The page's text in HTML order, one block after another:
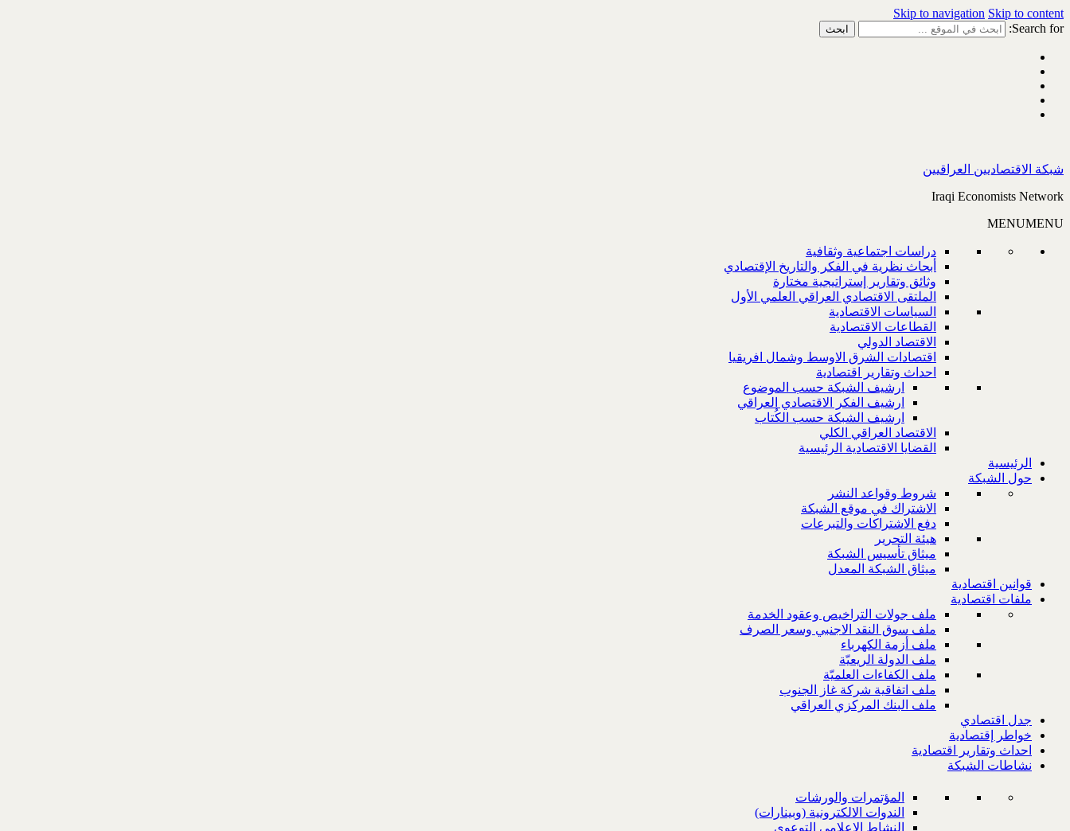
Skip to navigation Skip to content
Search for:
شبكة الاقتصاديين العراقيين
Iraqi Economists Network
MENUMENU
دراسات اجتماعية وثقافية
أبحاث نظرية في الفكر والتاريخ الإقتصادي
وثائق وتقارير إستراتيجية مختارة
الملتقى الاقتصادي العراقي العلمي الأول
السياسات الاقتصادية
القطاعات الاقتصادية
الاقتصاد الدولي
اقتصادات الشرق الاوسط وشمال افريقيا
احداث وتقارير اقتصادية
ارشيف الشبكة حسب الموضوع
ارشيف الفكر الاقتصادي العراقي
ارشيف الشبكة حسب الكُتاب
الاقتصاد العراقي الكلي
القضايا الاقتصادية الرئيسية
الرئيسية
حول الشبكة
شروط وقواعد النشر
الاشتراك في موقع الشبكة
دفع الاشتراكات والتبرعات
هيئة التحرير
ميثاق تأسيس الشبكة
ميثاق الشبكة المعدل
قوانين اقتصادية
ملفات اقتصادية
ملف جولات التراخيص وعقود الخدمة
ملف سوق النقد الاجنبي وسعر الصرف
ملف أزمة الكهرباء
ملف الدولة الريعيّة
ملف الكفاءات العلميّة
ملف اتفاقية شركة غاز الجنوب
ملف البنك المركزي العراقي
جدل اقتصادي
خواطر إقتصادية
احداث وتقارير اقتصادية
نشاطات الشبكة
المؤتمرات والورشات
الندوات الالكترونية (وبينارات)
النشاط الاعلامي التوعوي